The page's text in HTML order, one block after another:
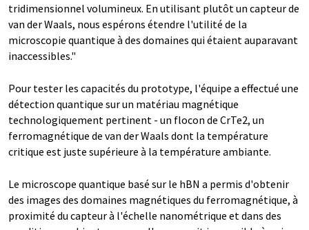
tridimensionnel volumineux. En utilisant plutôt un capteur de
van der Waals, nous espérons étendre l'utilité de la
microscopie quantique à des domaines qui étaient auparavant
inaccessibles."
Pour tester les capacités du prototype, l'équipe a effectué une
détection quantique sur un matériau magnétique
technologiquement pertinent - un flocon de CrTe2, un
ferromagnétique de van der Waals dont la température
critique est juste supérieure à la température ambiante.
Le microscope quantique basé sur le hBN a permis d'obtenir
des images des domaines magnétiques du ferromagnétique, à
proximité du capteur à l'échelle nanométrique et dans des